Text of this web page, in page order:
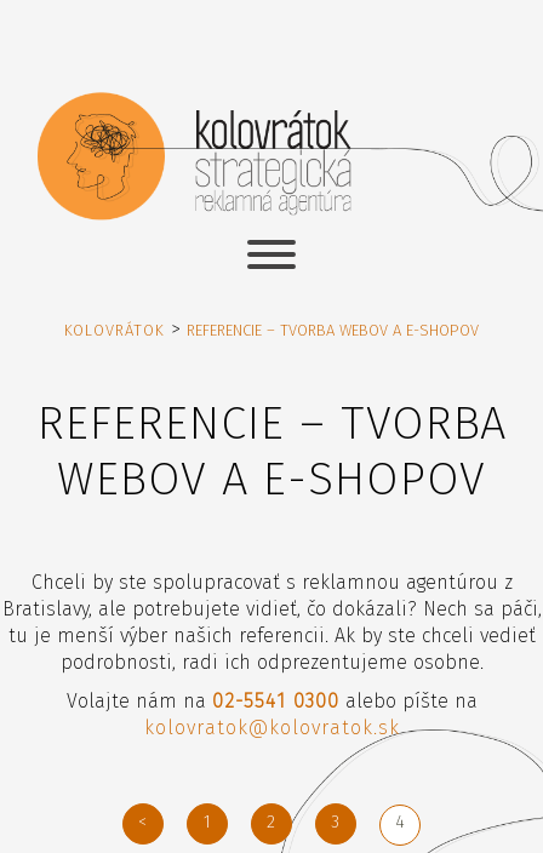
KOLOVRÁTOK > REFERENCIE – TVORBA WEBOV A E-SHOPOV
REFERENCIE – TVORBA
WEBOV A E-SHOPOV
Chceli by ste spolupracovať s reklamnou agentúrou z
Bratislavy, ale potrebujete vidieť, čo dokázali? Nech sa páči,
tu je menší výber našich referencii. Ak by ste chceli vedieť
podrobnosti, radi ich odprezentujeme osobne.
Volajte nám na 02-5541 0300 alebo píšte na
kolovratok@kolovratok.sk
< 1 2 3 4